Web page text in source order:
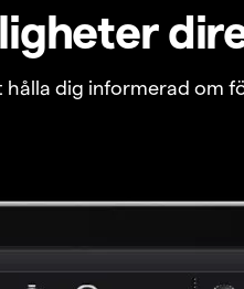
dig informerad om